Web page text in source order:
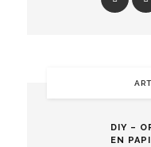
DIY –
EN